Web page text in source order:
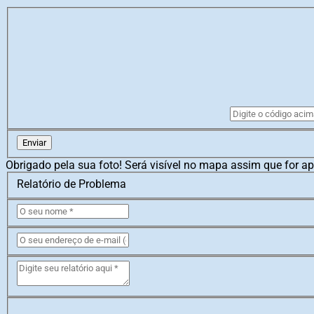
Enviar
Obrigado pela sua foto! Será visível no mapa assim que for
Relatório de Problema